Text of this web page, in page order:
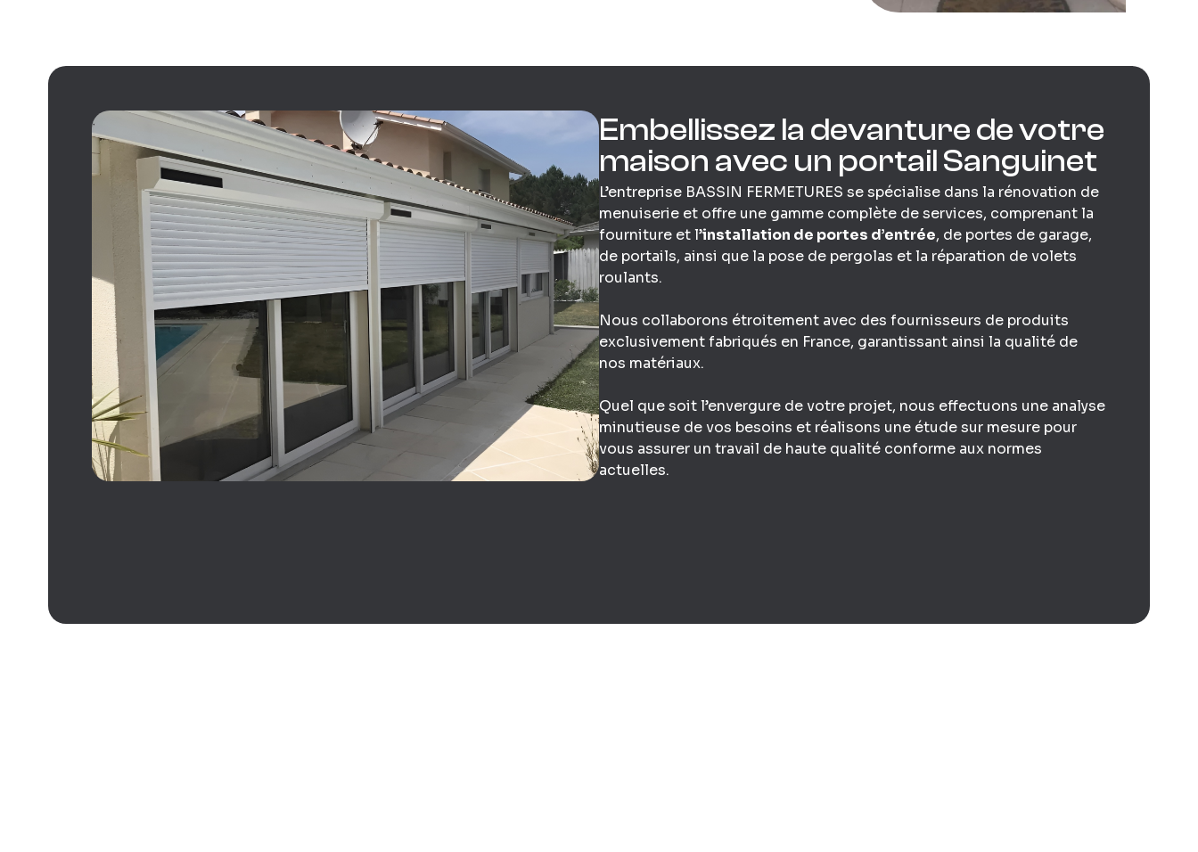
Embellissez la devanture de votre
maison avec un portail Sanguinet
L’entreprise BASSIN FERMETURES se spécialise dans la rénovation de
menuiserie et offre une gamme complète de services, comprenant la
fourniture et l’installation de portes d’entrée, de portes de garage,
de portails, ainsi que la pose de pergolas et la réparation de volets
roulants.
Nous collaborons étroitement avec des fournisseurs de produits
exclusivement fabriqués en France, garantissant ainsi la qualité de
nos matériaux.
Quel que soit l’envergure de votre projet, nous effectuons une analyse
minutieuse de vos besoins et réalisons une étude sur mesure pour
vous assurer un travail de haute qualité conforme aux normes
actuelles.